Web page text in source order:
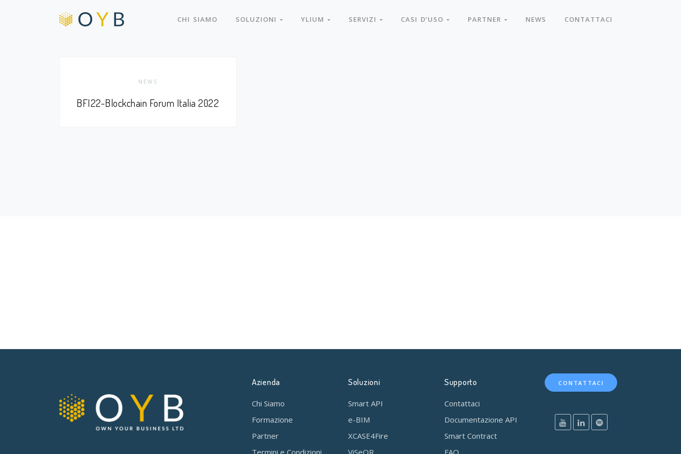
CHI SIAMO SOLUZIONI YLIUM SERVIZI CASI D’USO PARTNER NEWS CONTATTACI
NEWS
BFI22-Blockchain Forum Italia 2022
Azienda
Chi Siamo
Formazione
Partner
Termini e Condizioni
Soluzioni
Smart API
e-BIM
XCASE4Fire
ViSeQR
Supporto
Contattaci
Documentazione API
Smart Contract
FAQ
CONTATTACI